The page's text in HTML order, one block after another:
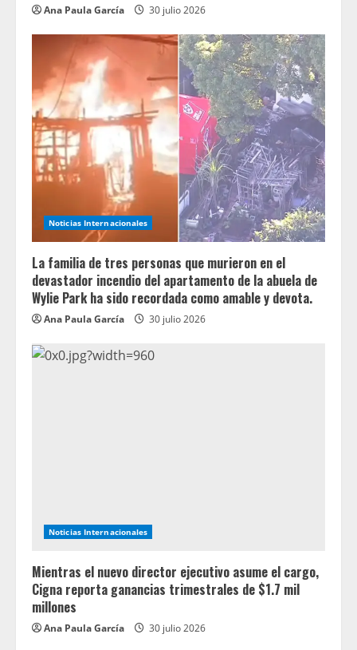
Ana Paula García 30 julio 2026
Noticias Internacionales
La familia de tres personas que murieron en el
devastador incendio del apartamento de la abuela de
Wylie Park ha sido recordada como amable y devota.
Ana Paula García 30 julio 2026
Noticias Internacionales
Mientras el nuevo director ejecutivo asume el cargo,
Cigna reporta ganancias trimestrales de $1.7 mil
millones
Ana Paula García 30 julio 2026